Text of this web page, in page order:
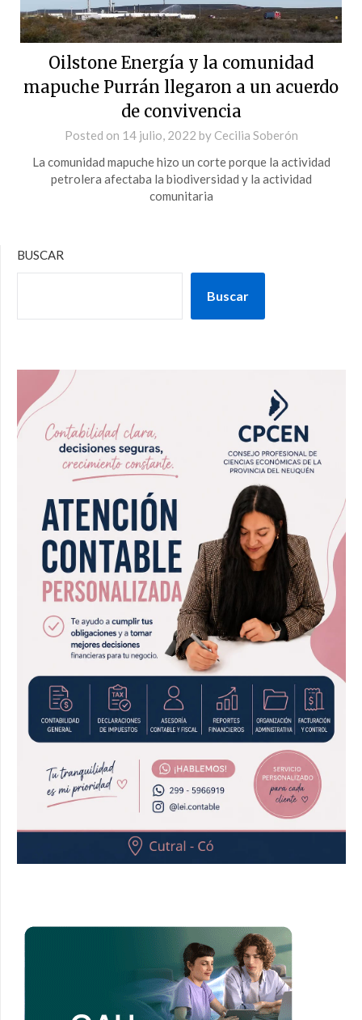
Oilstone Energía y la comunidad
mapuche Purrán llegaron a un acuerdo
de convivencia
Posted on 14 julio, 2022 by Cecilia Soberón
La comunidad mapuche hizo un corte porque la actividad
petrolera afectaba la biodiversidad y la actividad
comunitaria
BUSCAR
Buscar